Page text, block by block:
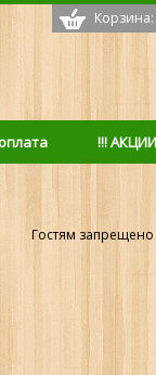
Корзина:
!!!
Гостям запрещено